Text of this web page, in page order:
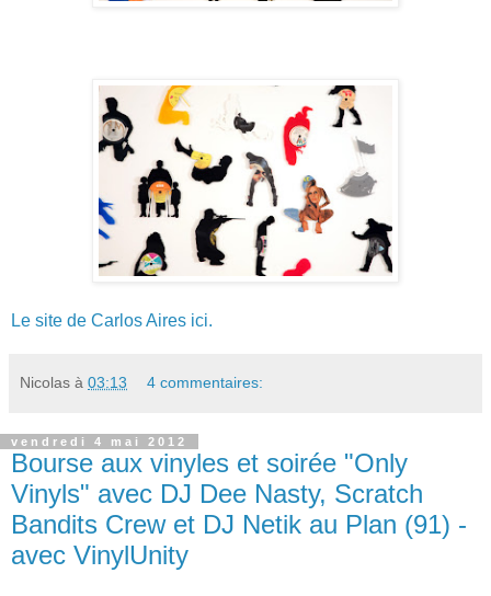
Le site de Carlos Aires ici.
Nicolas à 03:13 4 commentaires:
vendredi 4 mai 2012
Bourse aux vinyles et soirée "Only
Vinyls" avec DJ Dee Nasty, Scratch
Bandits Crew et DJ Netik au Plan (91) -
avec VinylUnity